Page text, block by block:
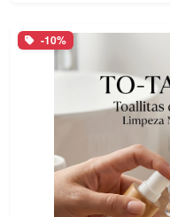
-10%